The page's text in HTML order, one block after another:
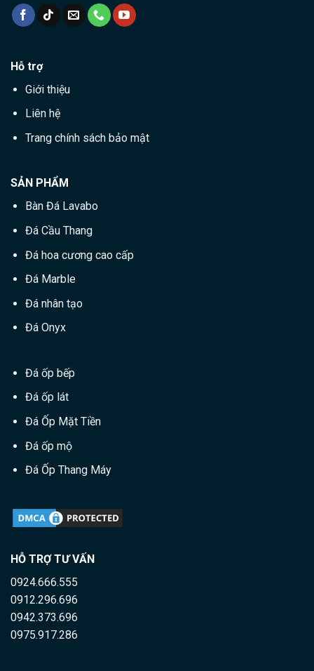
Hỗ trợ
Giới thiệu
Liên hệ
Trang chính sách bảo mật
SẢN PHẨM
Bàn Đá Lavabo
Đá Cầu Thang
Đá hoa cương cao cấp
Đá Marble
Đá nhân tạo
Đá Onyx
Đá ốp bếp
Đá ốp lát
Đá Ốp Mặt Tiền
Đá ốp mộ
Đá Ốp Thang Máy
HỖ TRỢ TƯ VẤN
0924.666.555
0912.296.696
0942.373.696
0975.917.286